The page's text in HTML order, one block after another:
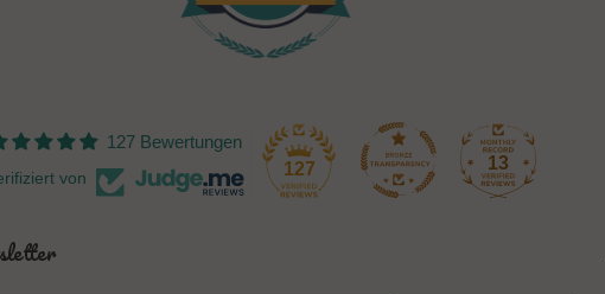
127 Bewertungen
von 127 13